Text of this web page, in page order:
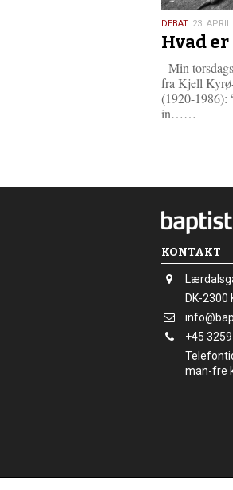
23.
april
2026
DEBAT 23.
Hvad
Min
fra Kjell
(1920-1986):
in……
r
KONTAKT
Adresse:
Adresse:
DK-2300
Send
email:
Tlf.:
+45
man-fre